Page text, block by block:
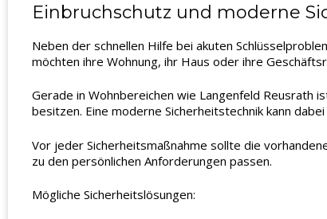
Einbruchschutz und moderne
Neben der schnellen Hilfe bei akuten
möchten ihre Wohnung, ihr Haus oder ihre
Gerade in Wohnbereichen wie Langenfeld Reusrath
besitzen. Eine moderne Sicherheitstechnik kann
Vor jeder Sicherheitsmaßnahme sollte die
zu den persönlichen Anforderungen passen.
Mögliche Sicherheitslösungen: